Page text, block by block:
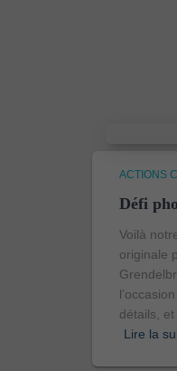
ACTIONS
Défi
Voilà
originale
détails,
Lire la